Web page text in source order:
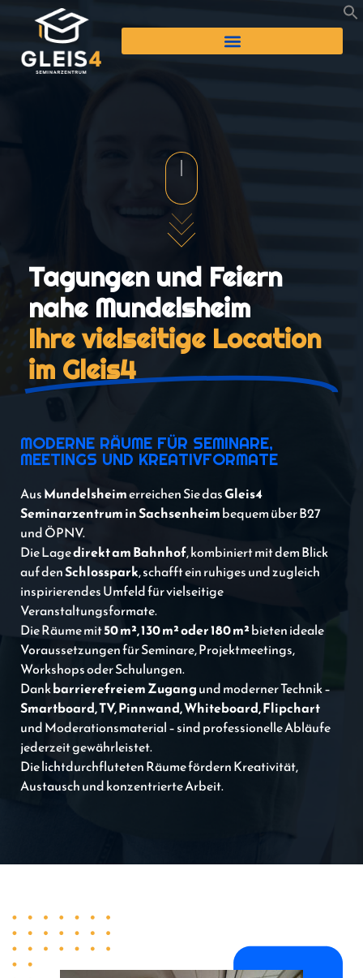
Tagungen und Feiern
nahe Mundelsheim
Ihre vielseitige Location
im Gleis4
MODERNE RÄUME FÜR SEMINARE,
MEETINGS UND KREATIVFORMATE
AusMundelsheimerreichen Sie dasGleis4
Seminarzentrum in Sachsenheimbequem über B27
und ÖPNV.
Die Lagedirekt am Bahnhof, kombiniert mit dem Blick
auf denSchlosspark, schafft ein ruhiges und zugleich
inspirierendes Umfeld für vielseitige
Veranstaltungsformate.
Die Räume mit50 m², 130 m² oder 180 m²bieten ideale
Voraussetzungen für Seminare, Projektmeetings,
Workshops oder Schulungen.
Dankbarrierefreiem Zugangund moderner Technik –
Smartboard, TV, Pinnwand, Whiteboard, Flipchart
und Moderationsmaterial – sind professionelle Abläufe
jederzeit gewährleistet.
Die lichtdurchfluteten Räume fördern Kreativität,
Austausch und konzentrierte Arbeit.